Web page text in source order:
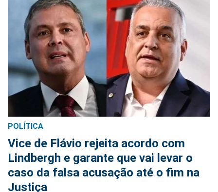
POLÍTICA
Vice de Flávio rejeita acordo com
Lindbergh e garante que vai levar o
caso da falsa acusação até o fim na
Justiça